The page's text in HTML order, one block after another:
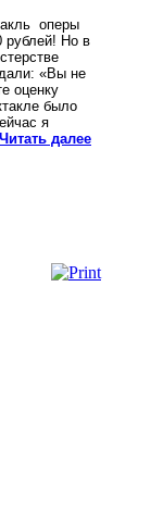
оперы
рублей! Но в
«Вы не
оценку
было
я
Читать далее